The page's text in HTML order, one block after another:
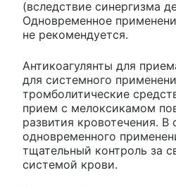
(вследствие синергизма
Одновременное
не рекомендуется.
Антикоагулянты для
для системного
тромболитические
прием с мелоксикамом
развития кровотечения. В
одновременного
тщательный контроль за
системой крови.